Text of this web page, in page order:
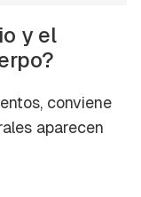
y el
conviene
aparecen